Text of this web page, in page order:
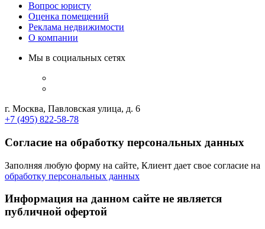
Вопрос юристу
Оценка помещений
Реклама недвижимости
О компании
Мы в социальных сетях
г. Москва, Павловская улица, д. 6
+7 (495) 822-58-78
Согласие на обработку персональных данных
Заполняя любую форму на сайте, Клиент дает свое согласие на
обработку персональных данных
Информация на данном сайте не является
публичной офертой